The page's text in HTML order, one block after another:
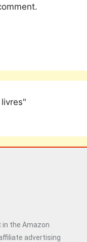
the Amazon
advertising